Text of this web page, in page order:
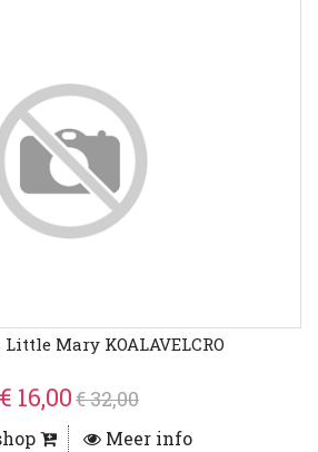
Mary KOALAVELCRO
€ 16,00€ 32,00
Meer info